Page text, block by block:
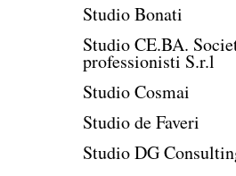
Studio Bonati
Studio CE.BA.
professionisti S.r.l
Studio Cosmai
Studio de Faveri
Studio DG